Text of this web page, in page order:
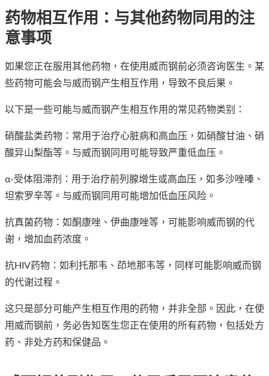
药物相互作用：与其他药物同用的注
意事项
如果您正在服用其他药物，在使用威而钢前必须咨询医生。某
些药物可能会与威而钢产生相互作用，导致不良后果。
以下是一些可能与威而钢产生相互作用的常见药物类别：
硝酸盐类药物：常用于治疗心脏病和高血压，如硝酸甘油、硝
酸异山梨酯等。与威而钢同用可能导致严重低血压。
α-受体阻滞剂：用于治疗前列腺增生或高血压，如多沙唑嗪、
坦索罗辛等。与威而钢同用可能增加低血压风险。
抗真菌药物：如酮康唑、伊曲康唑等，可能影响威而钢的代
谢，增加血药浓度。
抗HIV药物：如利托那韦、茚地那韦等，同样可能影响威而钢
的代谢过程。
这只是部分可能产生相互作用的药物，并非全部。因此，在使
用威而钢前，务必告知医生您正在使用的所有药物，包括处方
药、非处方药和保健品。